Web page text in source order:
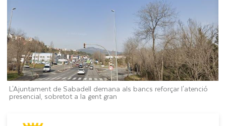
L'Ajuntament de Sabadell demana als bancs reforçar l'atenció
presencial, sobretot a la gent gran